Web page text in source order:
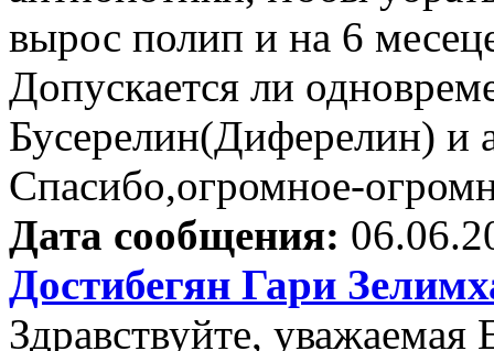
вырос полип и на 6
Допускается ли
Бусерелин(Диферелин) и
Спасибо,огромное-
Дата сообщения:
Достибегян Гари
Здравствуйте, уважаемая